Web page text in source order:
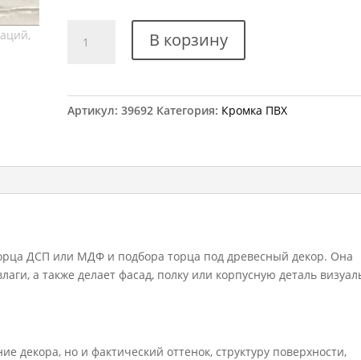
товара
50.01
В корзину
Артикул:39692 Категория: Кромка ПВХ
ДСП или МДФ и подбора торца под древесный декор. Она
а также делает фасад, полку или корпусную деталь
декора, но и фактический оттенок, структуру поверхности,